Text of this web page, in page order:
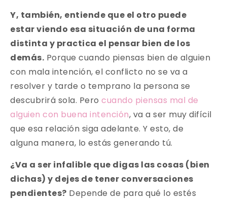
Y, también, entiende que el otro puede
estar viendo esa situación de una forma
distinta y practica el pensar bien de los
demás. Porque cuando piensas bien de alguien
con mala intención, el conflicto no se va a
resolver y tarde o temprano la persona se
descubrirá sola. Pero cuando piensas mal de
alguien con buena intención, va a ser muy difícil
que esa relación siga adelante. Y esto, de
alguna manera, lo estás generando tú.
¿Va a ser infalible que digas las cosas (bien
dichas) y dejes de tener conversaciones
pendientes? Depende de para qué lo estés